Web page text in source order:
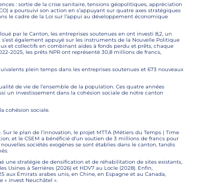
: sortie de la crise sanitaire, tensions géopolitiques, appréciation
a poursuivi son action en s’appuyant sur quatre axes stratégiques
le cadre de la Loi sur l’appui au développement économique
par le Canton, les entreprises soutenues en ont investi 8,2, un
également appuyé sur les instruments de la Nouvelle Politique
et collectifs en combinant aides à fonds perdu et prêts, chaque
2025, les prêts NPR ont représenté 30,8 millions de francs,
plein temps dans les entreprises soutenues et 673 nouveaux
de vie de l’ensemble de la population. Ces quatre années
un investissement dans la cohésion sociale de notre canton
cohésion sociale.
le plan de l’innovation, le projet MTTA (Métiers du Temps | Time
et le CSEM a bénéficié d’un soutien de 3 millions de francs pour
sociétés exogènes se sont établies dans le canton, tandis
une stratégie de densification et de réhabilitation de sites existants,
à Serrières (2026) et HDV7 au Locle (2028). Enfin,
Émirats arabes unis, en Chine, en Espagne et au Canada,
« invest Neuchâtel ».